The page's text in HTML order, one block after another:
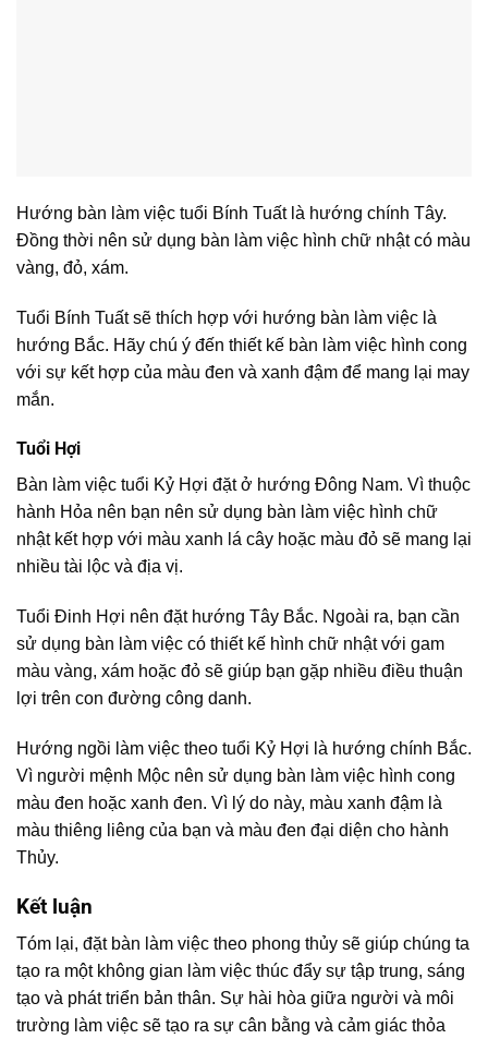
Hướng bàn làm việc tuổi Bính Tuất là hướng chính Tây.
Đồng thời nên sử dụng bàn làm việc hình chữ nhật có màu
vàng, đỏ, xám.
Tuổi Bính Tuất sẽ thích hợp với hướng bàn làm việc là
hướng Bắc. Hãy chú ý đến thiết kế bàn làm việc hình cong
với sự kết hợp của màu đen và xanh đậm để mang lại may
mắn.
Tuổi Hợi
Bàn làm việc tuổi Kỷ Hợi đặt ở hướng Đông Nam. Vì thuộc
hành Hỏa nên bạn nên sử dụng bàn làm việc hình chữ
nhật kết hợp với màu xanh lá cây hoặc màu đỏ sẽ mang lại
nhiều tài lộc và địa vị.
Tuổi Đinh Hợi nên đặt hướng Tây Bắc. Ngoài ra, bạn cần
sử dụng bàn làm việc có thiết kế hình chữ nhật với gam
màu vàng, xám hoặc đỏ sẽ giúp bạn gặp nhiều điều thuận
lợi trên con đường công danh.
Hướng ngồi làm việc theo tuổi Kỷ Hợi là hướng chính Bắc.
Vì người mệnh Mộc nên sử dụng bàn làm việc hình cong
màu đen hoặc xanh đen. Vì lý do này, màu xanh đậm là
màu thiêng liêng của bạn và màu đen đại diện cho hành
Thủy.
Kết luận
Tóm lại, đặt bàn làm việc theo phong thủy sẽ giúp chúng ta
tạo ra một không gian làm việc thúc đẩy sự tập trung, sáng
tạo và phát triển bản thân. Sự hài hòa giữa người và môi
trường làm việc sẽ tạo ra sự cân bằng và cảm giác thỏa